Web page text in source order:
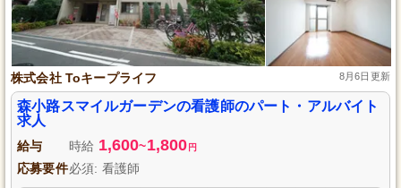
株式会社 Toキープライフ 8月6日更新
森小路スマイルガーデンの看護師のパート・アルバイト
求人
給与 時給 1,600~1,800 円
応募要件必須: 看護師